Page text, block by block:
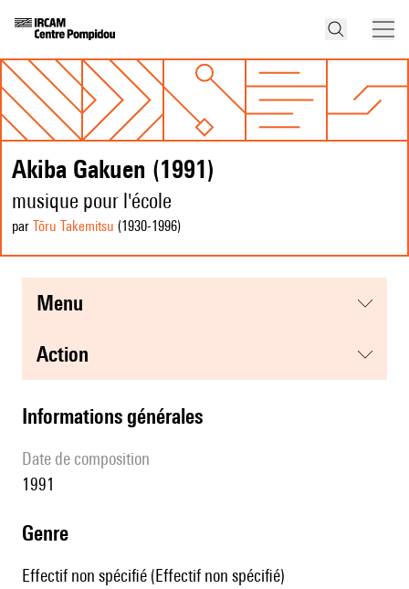
Akiba Gakuen (1991)
musique pour l'école
par Tōru Takemitsu (1930-1996)
menu
action
informations générales
date de composition
1991
genre
Effectif non spécifié (Effectif non spécifié)